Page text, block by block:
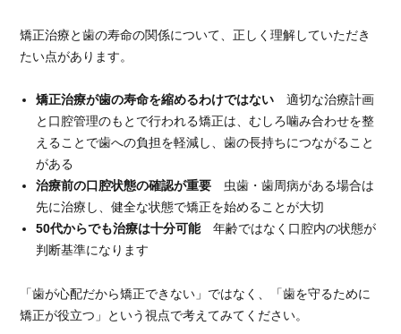
矯正治療と歯の寿命の関係について、正しく理解していただき
たい点があります。
矯正治療が歯の寿命を縮めるわけではない適切な治療計画
と口腔管理のもとで行われる矯正は、むしろ噛み合わせを整
えることで歯への負担を軽減し、歯の長持ちにつながること
がある
治療前の口腔状態の確認が重要虫歯・歯周病がある場合は
先に治療し、健全な状態で矯正を始めることが大切
50代からでも治療は十分可能年齢ではなく口腔内の状態が
判断基準になります
「歯が心配だから矯正できない」ではなく、「歯を守るために
矯正が役立つ」という視点で考えてみてください。